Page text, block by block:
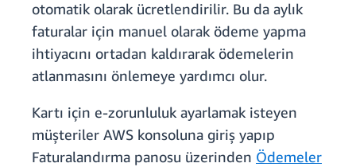
otomatik olarak ücretlendirilir. Bu da aylık
faturalar için manuel olarak ödeme yapma
ihtiyacını ortadan kaldırarak ödemelerin
atlanmasını önlemeye yardımcı olur.
Kartı için e-zorunluluk ayarlamak isteyen
müşteriler AWS konsoluna giriş yapıp
Faturalandırma panosu üzerinden Ödemeler